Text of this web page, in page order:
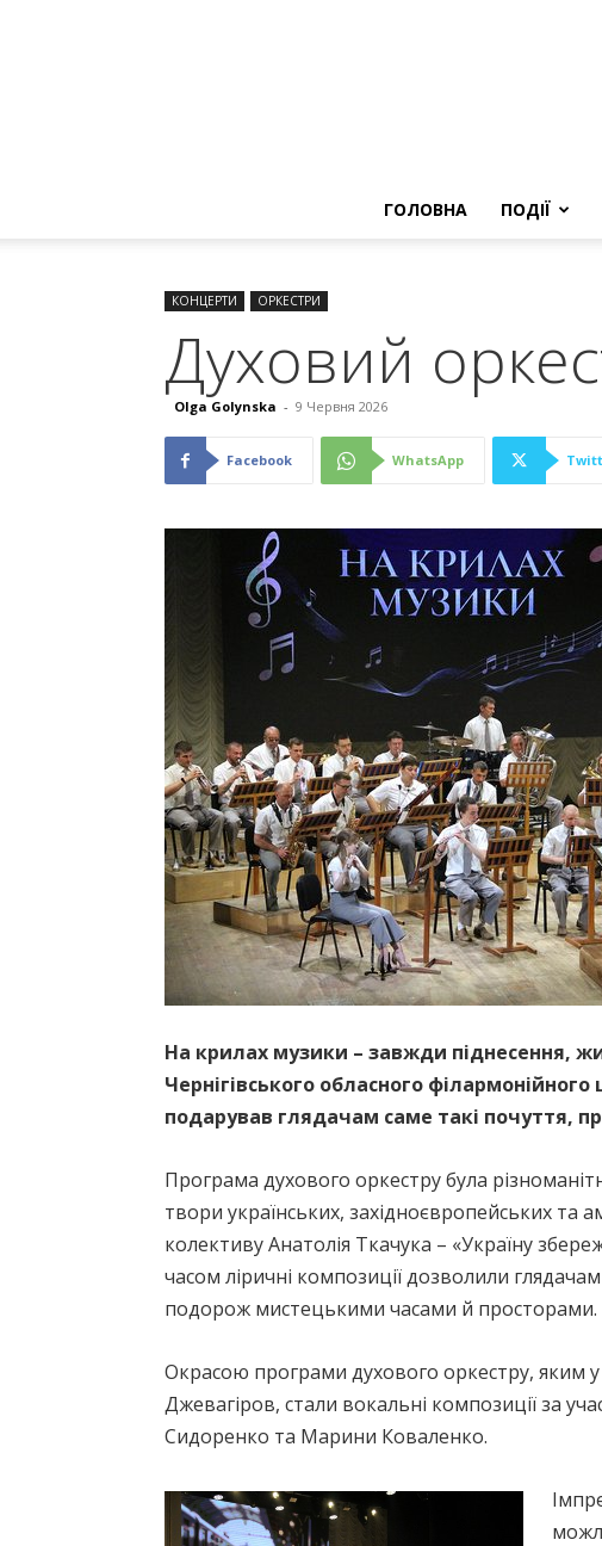
ГОЛОВНА ПОДІЇ
КОНЦЕРТИ ОРКЕСТРИ
Духовий
Olga Golynska - 9 Червня 2026
Facebook WhatsApp
На крилах музики – завжди піднесення,
Чернігівського обласного
подарував глядачам саме такі почуття,
Програма духового оркестру була
твори українських, західноєвропейських та
колективу Анатолія Ткачука – «Україну
часом ліричні композиції дозволили
подорож мистецькими часами й просторами.
Окрасою програми духового оркестру, яким
Джевагіров, стали вокальні композиції за
Сидоренко та Марини Коваленко.